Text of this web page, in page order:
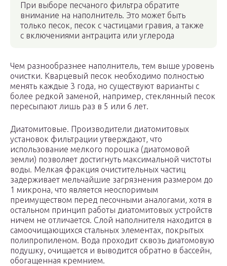
При выборе песчаного фильтра обратите
внимание на наполнитель. Это может быть
только песок, песок с частицами гравия, а также
с включениями антрацита или углерода
Чем разнообразнее наполнитель, тем выше уровень
очистки. Кварцевый песок необходимо полностью
менять каждые 3 года, но существуют варианты с
более редкой заменой, например, стеклянный песок
пересыпают лишь раз в 5 или 6 лет.
Диатомитовые. Производители диатомитовых
установок фильтрации утверждают, что
использование мелкого порошка (диатомовой
земли) позволяет достигнуть максимальной чистоты
воды. Мелкая фракция очистительных частиц
задерживает мельчайшие загрязнения размером до
1 микрона, что является неоспоримым
преимуществом перед песочными аналогами, хотя в
остальном принцип работы диатомитовых устройств
ничем не отличается. Слой наполнителя находится в
самоочищающихся стальных элементах, покрытых
полипропиленом. Вода проходит сквозь диатомовую
подушку, очищается и выводится обратно в бассейн,
обогащенная кремнием.